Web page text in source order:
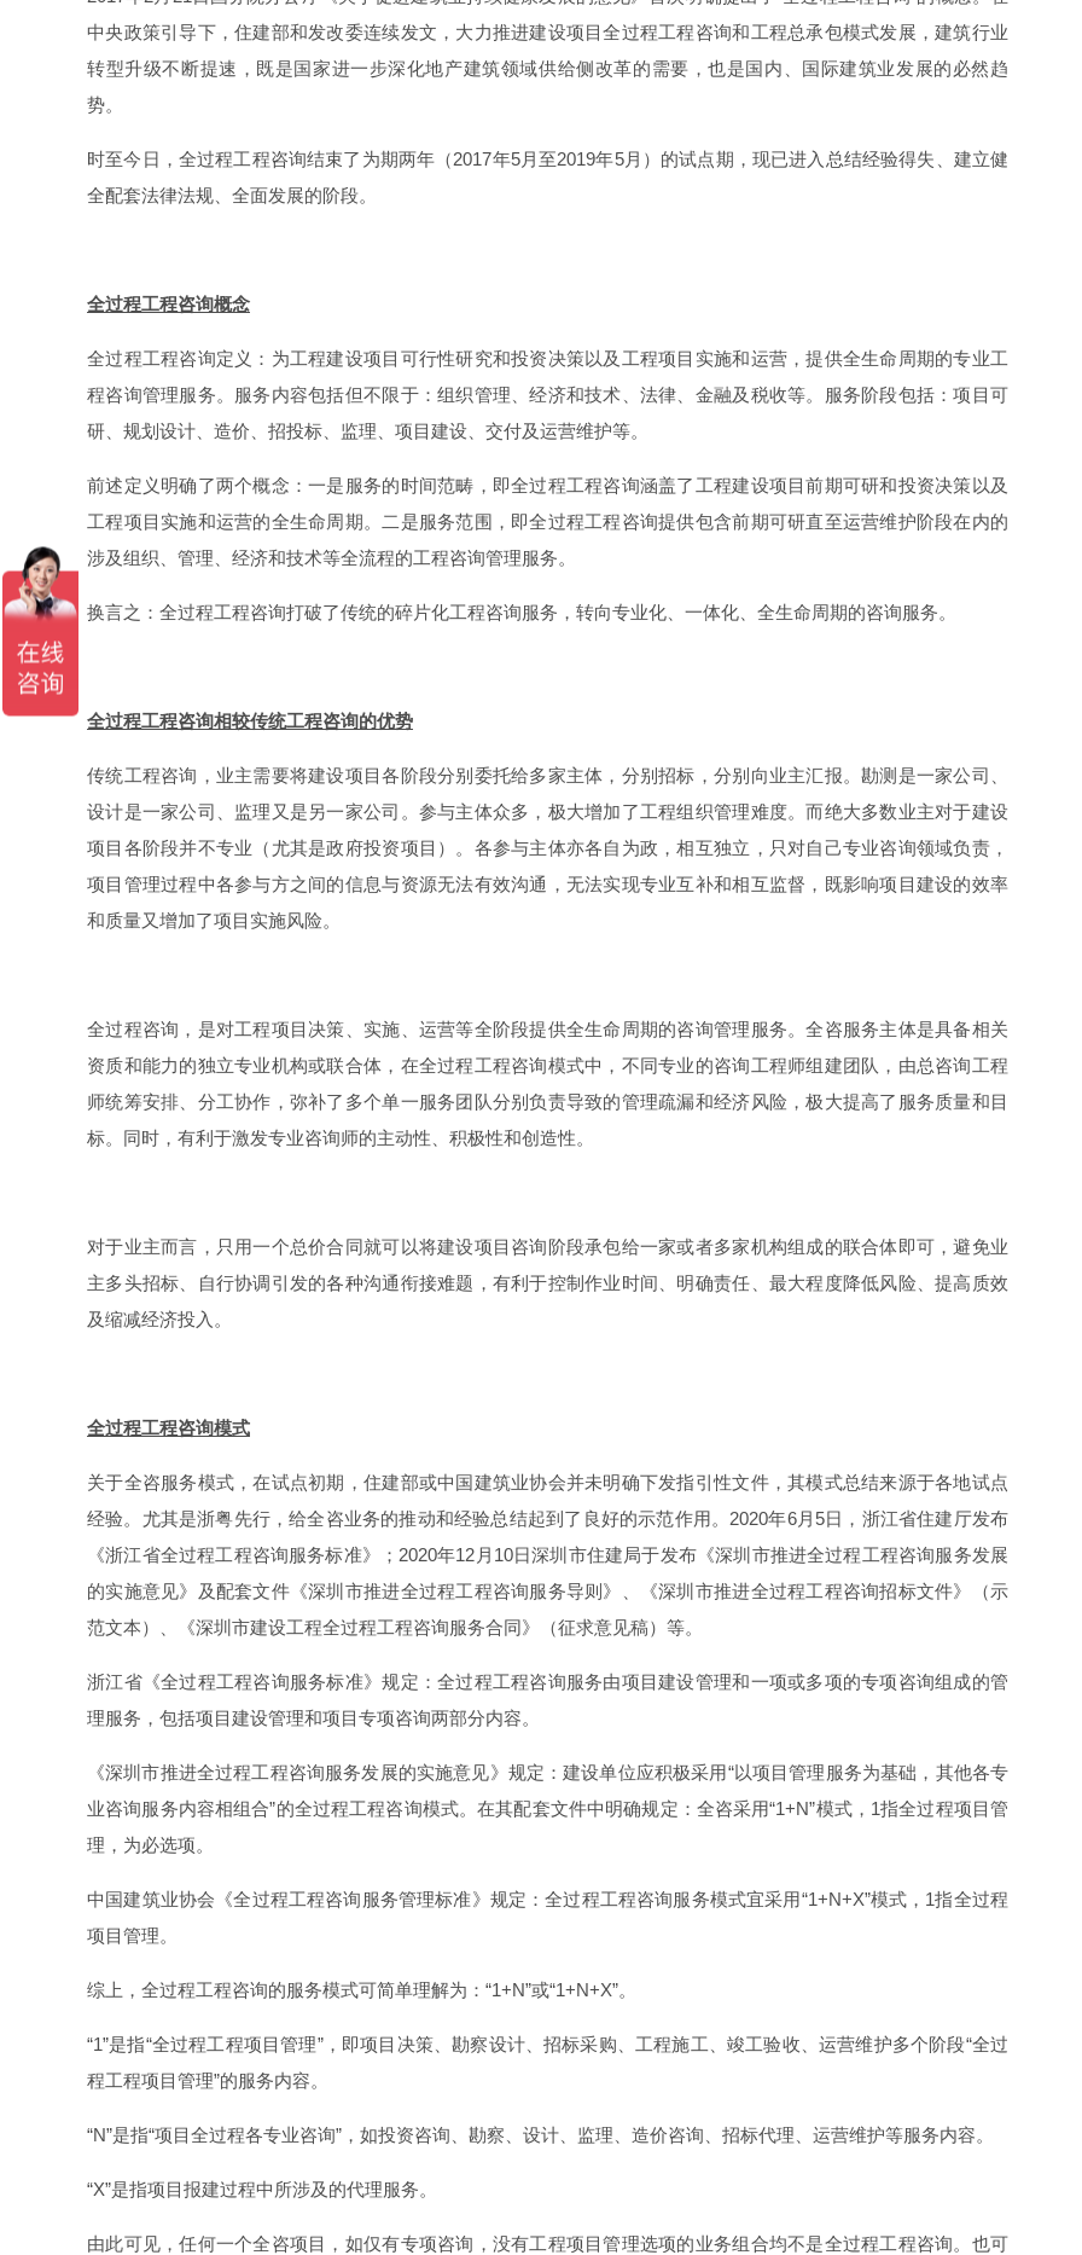
中央政策引导下，住建部和发改委连续发文，大力推进建设项目全过程工程咨询和工程总承包模式发展，建筑行业
转型升级不断提速，既是国家进一步深化地产建筑领域供给侧改革的需要，也是国内、国际建筑业发展的必然趋
势。
时至今日，全过程工程咨询结束了为期两年（2017年5月至2019年5月）的试点期，现已进入总结经验得失、建立健
全配套法律法规、全面发展的阶段。
全过程工程咨询概念
全过程工程咨询定义：为工程建设项目可行性研究和投资决策以及工程项目实施和运营，提供全生命周期的专业工
程咨询管理服务。服务内容包括但不限于：组织管理、经济和技术、法律、金融及税收等。服务阶段包括：项目可
研、规划设计、造价、招投标、监理、项目建设、交付及运营维护等。
前述定义明确了两个概念：一是服务的时间范畴，即全过程工程咨询涵盖了工程建设项目前期可研和投资决策以及
工程项目实施和运营的全生命周期。二是服务范围，即全过程工程咨询提供包含前期可研直至运营维护阶段在内的
涉及组织、管理、经济和技术等全流程的工程咨询管理服务。
换言之：全过程工程咨询打破了传统的碎片化工程咨询服务，转向专业化、一体化、全生命周期的咨询服务。
全过程工程咨询相较传统工程咨询的优势
传统工程咨询，业主需要将建设项目各阶段分别委托给多家主体，分别招标，分别向业主汇报。勘测是一家公司、
设计是一家公司、监理又是另一家公司。参与主体众多，极大增加了工程组织管理难度。而绝大多数业主对于建设
项目各阶段并不专业（尤其是政府投资项目）。各参与主体亦各自为政，相互独立，只对自己专业咨询领域负责，
项目管理过程中各参与方之间的信息与资源无法有效沟通，无法实现专业互补和相互监督，既影响项目建设的效率
和质量又增加了项目实施风险。
全过程咨询，是对工程项目决策、实施、运营等全阶段提供全生命周期的咨询管理服务。全咨服务主体是具备相关
资质和能力的独立专业机构或联合体，在全过程工程咨询模式中，不同专业的咨询工程师组建团队，由总咨询工程
师统筹安排、分工协作，弥补了多个单一服务团队分别负责导致的管理疏漏和经济风险，极大提高了服务质量和目
标。同时，有利于激发专业咨询师的主动性、积极性和创造性。
对于业主而言，只用一个总价合同就可以将建设项目咨询阶段承包给一家或者多家机构组成的联合体即可，避免业
主多头招标、自行协调引发的各种沟通衔接难题，有利于控制作业时间、明确责任、最大程度降低风险、提高质效
及缩减经济投入。
全过程工程咨询模式
关于全咨服务模式，在试点初期，住建部或中国建筑业协会并未明确下发指引性文件，其模式总结来源于各地试点
经验。尤其是浙粤先行，给全咨业务的推动和经验总结起到了良好的示范作用。2020年6月5日，浙江省住建厅发布
《浙江省全过程工程咨询服务标准》；2020年12月10日深圳市住建局于发布《深圳市推进全过程工程咨询服务发展
的实施意见》及配套文件《深圳市推进全过程工程咨询服务导则》、《深圳市推进全过程工程咨询招标文件》（示
范文本）、《深圳市建设工程全过程工程咨询服务合同》（征求意见稿）等。
浙江省《全过程工程咨询服务标准》规定：全过程工程咨询服务由项目建设管理和一项或多项的专项咨询组成的管
理服务，包括项目建设管理和项目专项咨询两部分内容。
《深圳市推进全过程工程咨询服务发展的实施意见》规定：建设单位应积极采用“以项目管理服务为基础，其他各专
业咨询服务内容相组合”的全过程工程咨询模式。在其配套文件中明确规定：全咨采用“1+N”模式，1指全过程项目管
理，为必选项。
中国建筑业协会《全过程工程咨询服务管理标准》规定：全过程工程咨询服务模式宜采用“1+N+X”模式，1指全过程
项目管理。
综上，全过程工程咨询的服务模式可简单理解为：“1+N”或“1+N+X”。
“1”是指“全过程工程项目管理”，即项目决策、勘察设计、招标采购、工程施工、竣工验收、运营维护多个阶段“全过
程工程项目管理”的服务内容。
“N”是指“项目全过程各专业咨询”，如投资咨询、勘察、设计、监理、造价咨询、招标代理、运营维护等服务内容。
“X”是指项目报建过程中所涉及的代理服务。
由此可见，任何一个全咨项目，如仅有专项咨询，没有工程项目管理选项的业务组合均不是全过程工程咨询。也可